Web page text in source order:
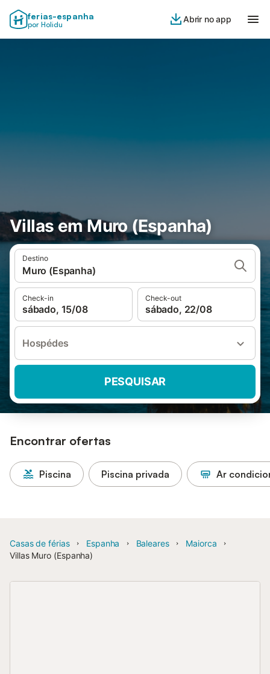
ferias-espanha
por Holidu
Abrir no app
Villas em Muro (Espanha)
Destino
Muro (Espanha)
Check-in
sábado, 15/08
Check-out
sábado, 22/08
Hospédes
PESQUISAR
Encontrar ofertas
Piscina Piscina privada Ar
Casas de férias Espanha Baleares
Maiorca
Villas Muro (Espanha)